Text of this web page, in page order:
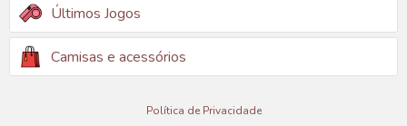
Últimos Jogos
Camisas e acessórios
Política de Privacidade